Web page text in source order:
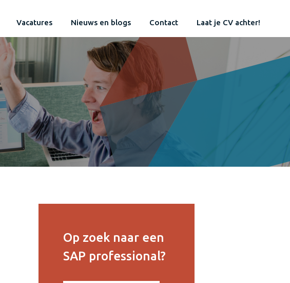
Vacatures Nieuws en blogs Contact Laat je CV achter!
Op zoek naar een
SAP professional?